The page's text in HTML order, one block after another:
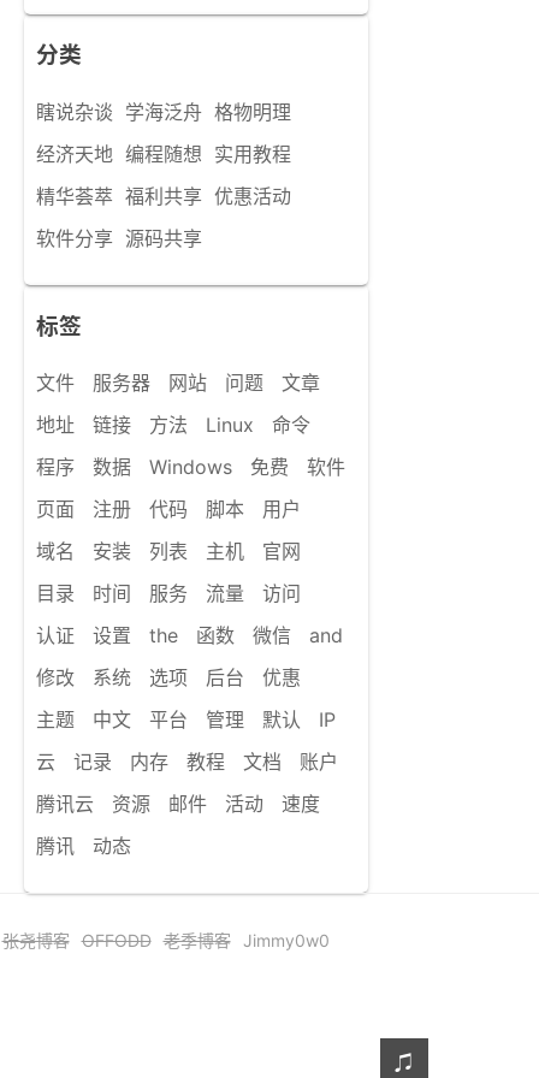
分类
瞎说杂谈 学海泛舟 格物明理
经济天地 编程随想 实用教程
精华荟萃 福利共享 优惠活动
软件分享 源码共享
标签
文件 服务器 网站 问题
文章
地址
链接 方法 Linux
命令
程序
数据 Windows 免费
软件
页面
注册 代码 脚本
用户
域名
安装 列表 主机
官网
目录
时间 服务 流量
访问
认证
设置 the 函数 微信
and
修改
系统 选项 后台
优惠
主题
中文 平台 管理 默认
IP
云
记录 内存 教程 文档
账户
腾讯云
资源 邮件 活动
速度
腾讯
动态
张尧博客 OFFODD 老季博客 Jimmy0w0